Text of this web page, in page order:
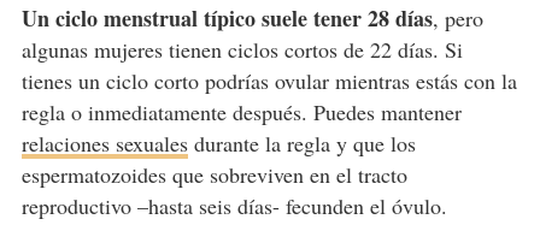
Un ciclo menstrual típico suele tener 28 días, pero
algunas mujeres tienen ciclos cortos de 22 días. Si
tienes un ciclo corto podrías ovular mientras estás con la
regla o inmediatamente después. Puedes mantener
relaciones sexualesdurante la regla y que los
espermatozoides que sobreviven en el tracto
reproductivo –hasta seis días- fecunden el óvulo.